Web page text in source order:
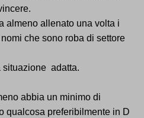
almeno allenato una volta i
che sono roba di settore
situazione adatta.
abbia un minimo di
qualcosa preferibilmente in D